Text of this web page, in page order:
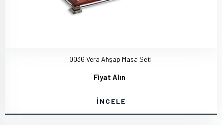
0036 Vera Ahşap Masa Seti
Fiyat Alın
İNCELE